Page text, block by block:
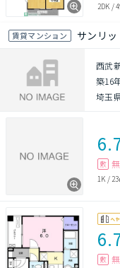
2DK /
賃貸マンション サンリ
西武
築16
埼玉
敷
1K /
敷